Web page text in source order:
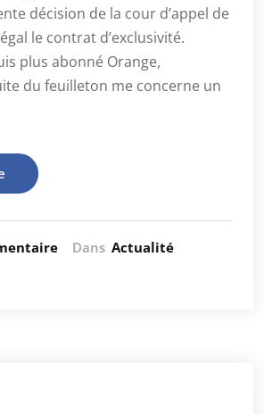
décision de la cour d’appel de
le contrat d’exclusivité.
plus abonné Orange,
du feuilleton me concerne un
Dans Actualité